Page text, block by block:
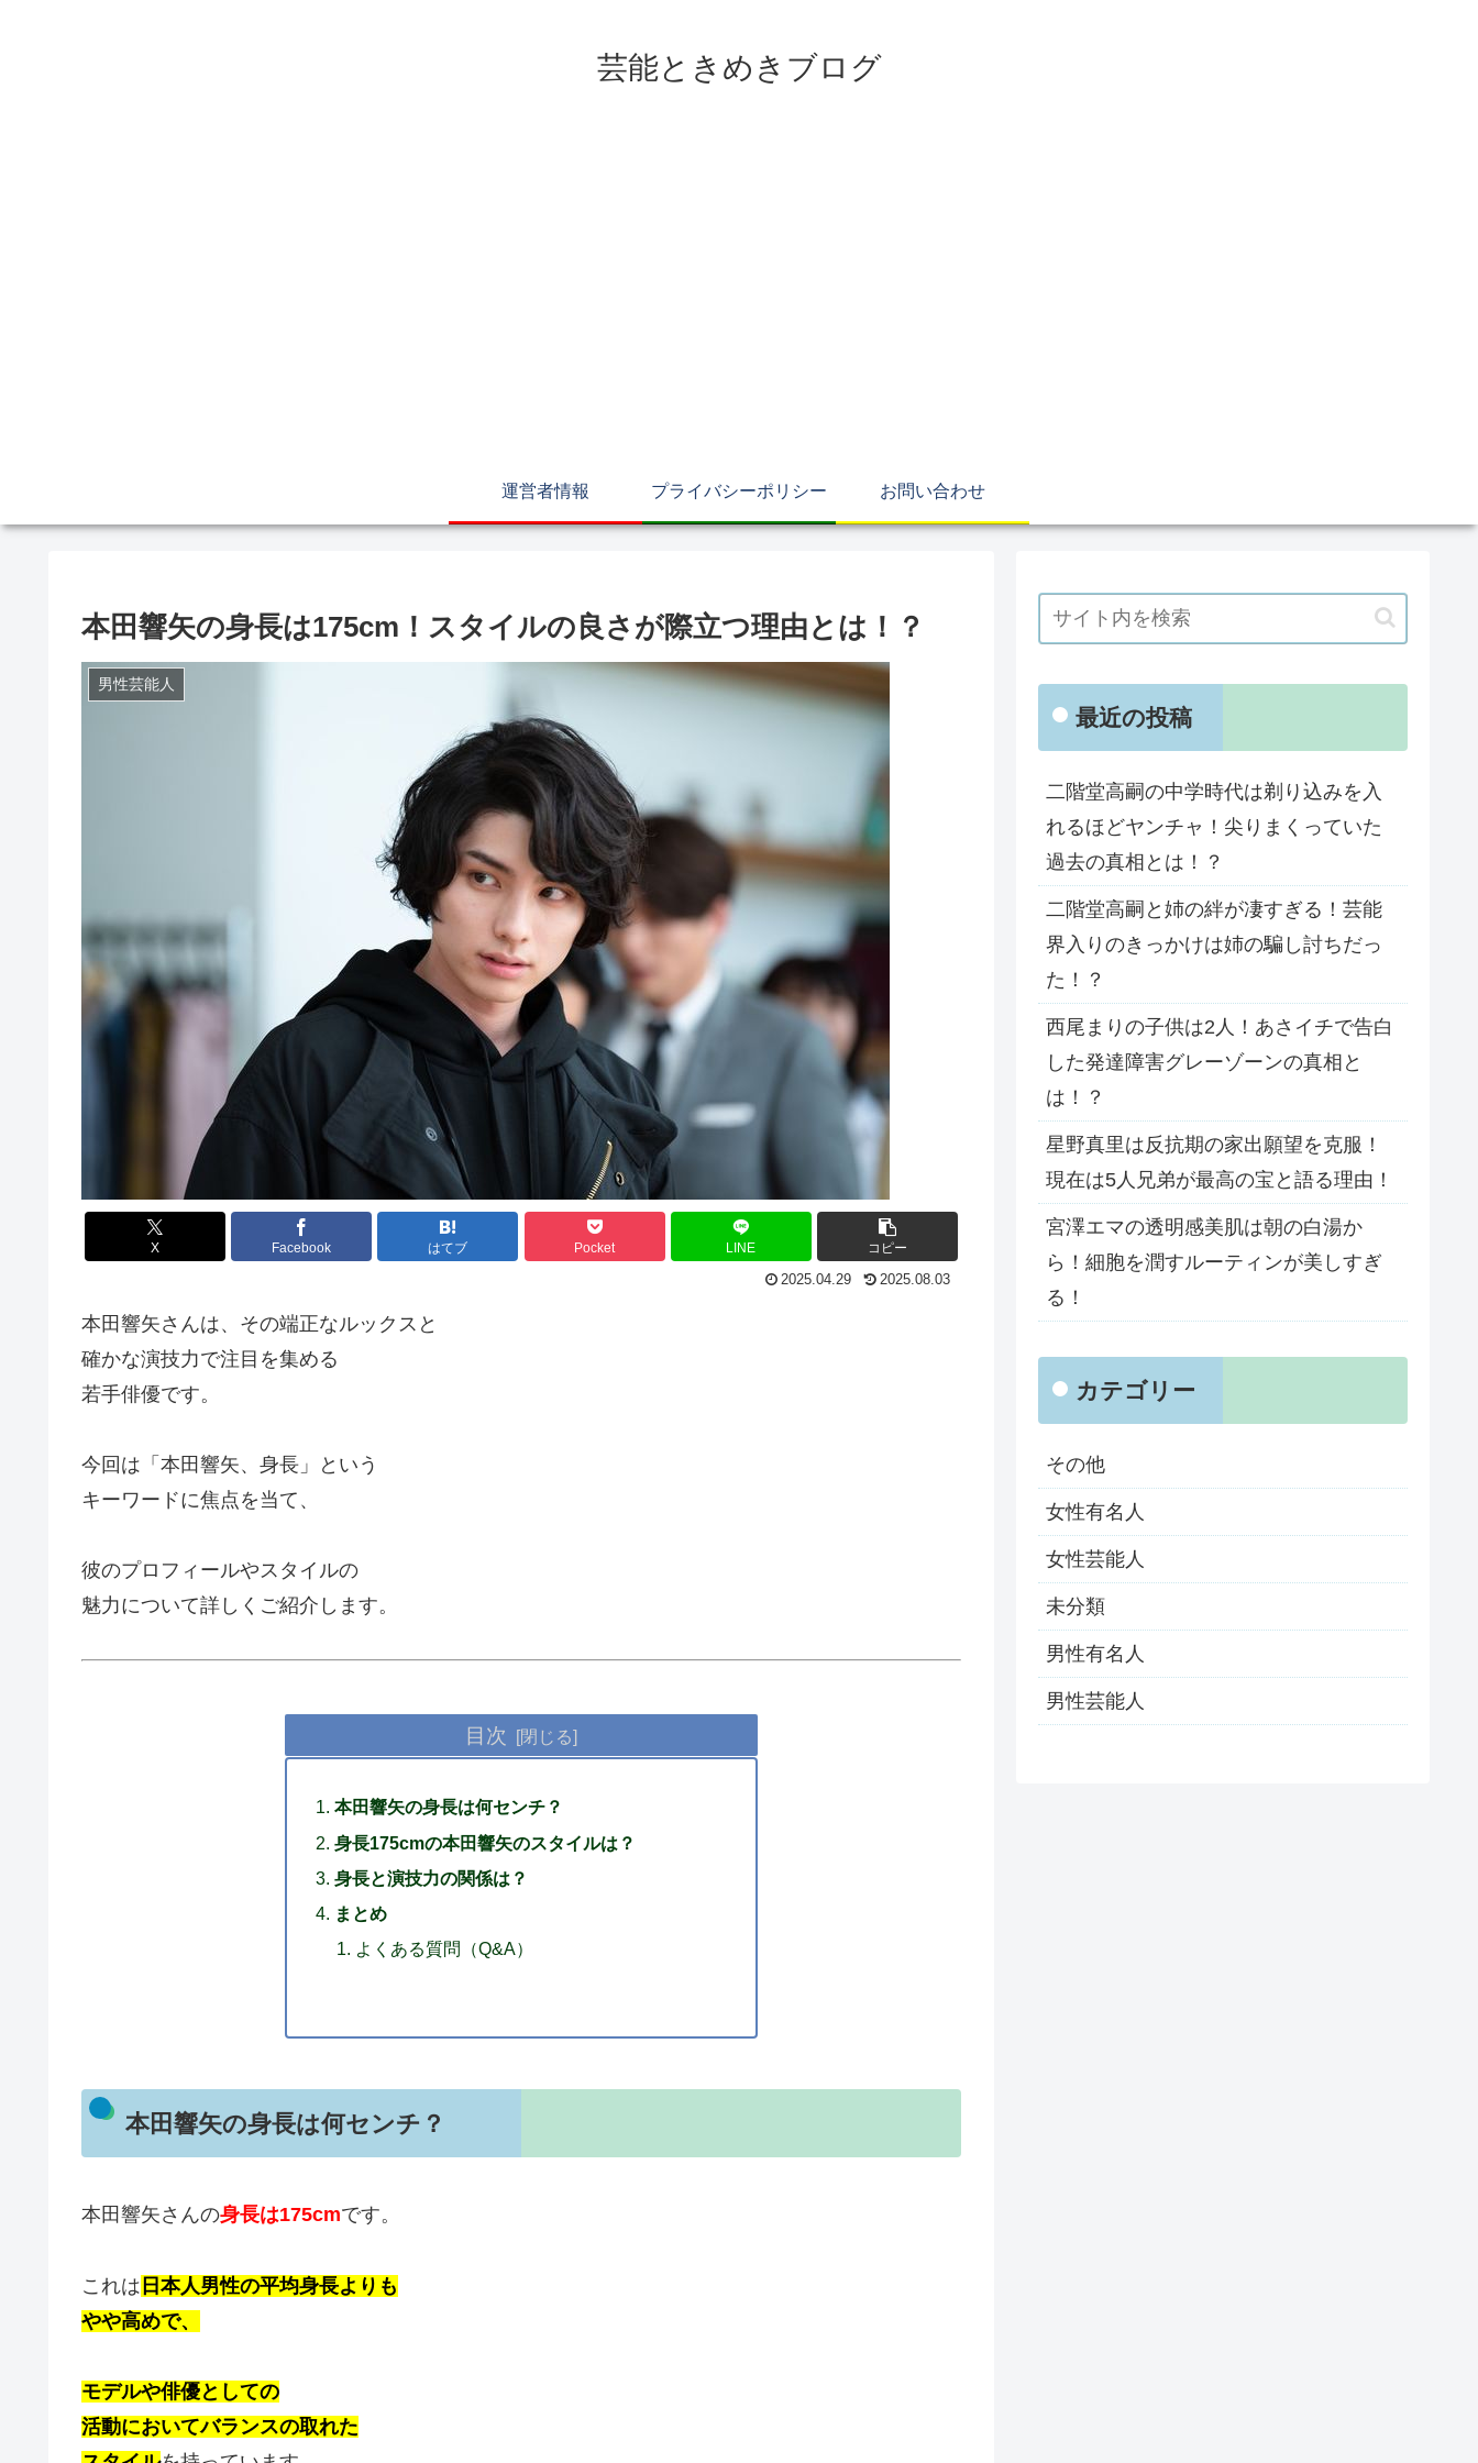
芸能ときめきブログ
運営者情報 プライバシーポリシー お問い合わせ
本田響矢の身長は175cm！スタイルの良さが際立つ理由とは！？
男性芸能人
X Facebook はてブ Pocket LINE コピー
2025.04.29 2025.08.03
本田響矢さんは、その端正なルックスと
確かな演技力で注目を集める
若手俳優です。
今回は「本田響矢、身長」という
キーワードに焦点を当て、
彼のプロフィールやスタイルの
魅力について詳しくご紹介します。
目次
本田響矢の身長は何センチ？
身長175cmの本田響矢のスタイルは？
身長と演技力の関係は？
まとめ
よくある質問（Q&A）
本田響矢の身長は何センチ？
本田響矢さんの身長は175cmです。
これは 日本人男性の平均身長よりも
やや高めで、
モデルや俳優としての
活動においてバランスの取れた
最近の投稿
二階堂高嗣の中学時代は剃り込みを入
れるほどヤンチャ！尖りまくっていた
過去の真相とは！？
二階堂高嗣と姉の絆が凄すぎる！芸能
界入りのきっかけは姉の騙し討ちだっ
た！？
西尾まりの子供は2人！あさイチで告白
した発達障害グレーゾーンの真相と
は！？
星野真里は反抗期の家出願望を克服！
現在は5人兄弟が最高の宝と語る理由！
宮澤エマの透明感美肌は朝の白湯か
ら！細胞を潤すルーティンが美しすぎ
る！
カテゴリー
その他
女性有名人
女性芸能人
未分類
男性有名人
男性芸能人